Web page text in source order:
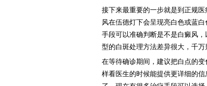
接下来最重要的一步就是到正规
风在伍德灯下会呈现亮白色或蓝
手段可以准确判断是不是白癜风
型的白斑处理方法差异很大，千万
在等待确诊期间，建议把白点的
样看医生的时候能提供更详细的